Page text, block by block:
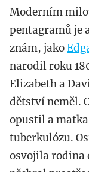
Moderním
pentagramů je
znám, jako
narodil roku
Elizabeth a
dětství neměl.
opustil a matka
tuberkulózu.
osvojila rodina